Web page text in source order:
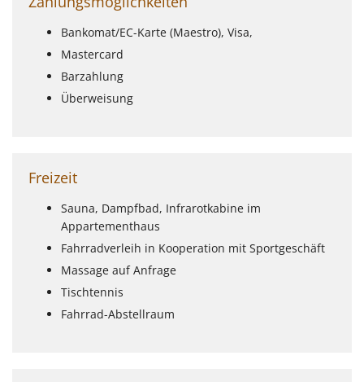
Bankomat/EC-Karte (Maestro), Visa,
Mastercard
Barzahlung
Überweisung
Freizeit
Sauna, Dampfbad, Infrarotkabine im
Appartementhaus
Fahrradverleih in Kooperation mit Sportgeschäft
Massage auf Anfrage
Tischtennis
Fahrrad-Abstellraum